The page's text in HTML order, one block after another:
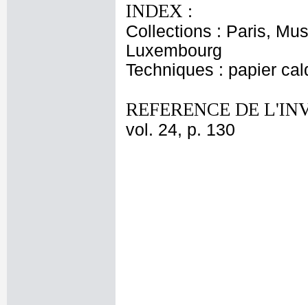
INDEX :
Collections : Paris,
Luxembourg
Techniques : papier
REFERENCE DE
vol. 24, p. 130